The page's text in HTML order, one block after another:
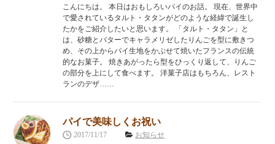
こんにちは。 本日はおもしろいパイのお話。 現在、世界中
で愛されているタルト・タタンがどのような経緯で誕生し
たかをご紹介したいと思います。 「タルト・タタン」と
は、砂糖とバターでキャラメリゼしたりんごを型に敷きつ
め、その上からパイ生地をかぶせて焼いたフランスの伝統
的なお菓子。 焼きあがったら型をひっくり返して、りんご
の部分を上にして食べます。 洋菓子店はもちろん、レスト
ランのデザ……
パイで美味しくお祝い
2017/11/17 お知らせ